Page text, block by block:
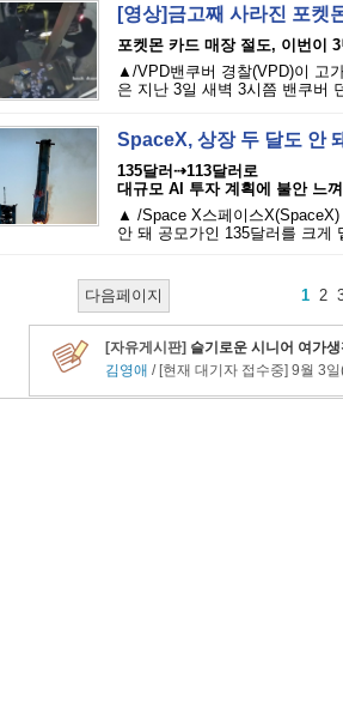
[영상]금고째 사라진 포켓
포켓몬 카드 매장 절도, 이번이
▲/VPD밴쿠버 경찰(VPD)이 고
은 지난 3일 새벽 3시쯤 밴쿠버
SpaceX, 상장 두 달도 안
135달러⇢113달러로
대규모 AI 투자 계획에 불안 느껴
▲ /Space X스페이스
안 돼 공모가인 135달러를 크게
다음페이지 1 2